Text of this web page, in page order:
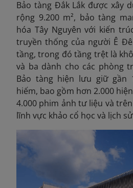
Bảo tàng Đắk Lắk được xây
rộng 9.200 m², bảo tàng
hóa Tây Nguyên với kiến
truyền thống của người Ê
tầng, trong đó tầng trệt là
và ba dành cho các phòng
Bảo tàng hiện lưu giữ gần
hiếm, bao gồm hơn 2.000
4.000 phim ảnh tư liệu và
lĩnh vực khảo cổ học và lịch